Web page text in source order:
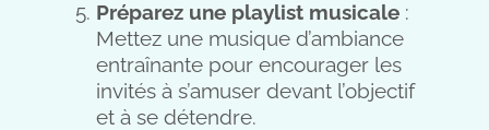
Préparez une playlist musicale :
Mettez une musique d’ambiance
entraînante pour encourager les
invités à s’amuser devant l’objectif
et à se détendre.